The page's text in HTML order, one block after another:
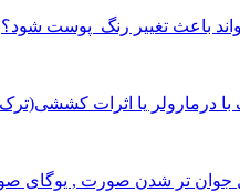
باعث تغییر رنگ ‍ پوست شود؟
درمارولر یا اثرات